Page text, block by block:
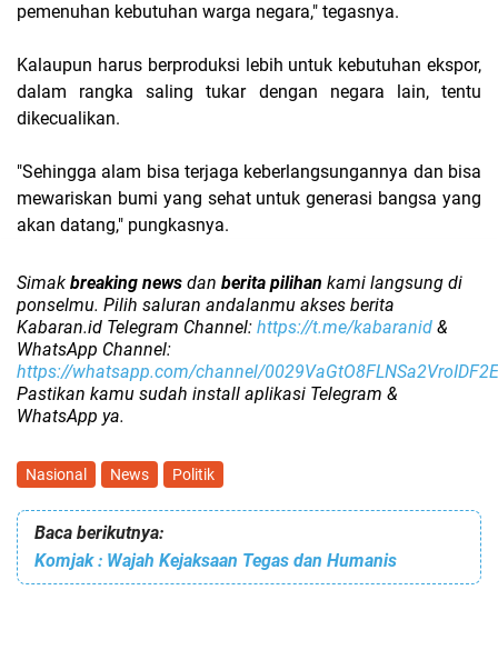
pemenuhan kebutuhan warga negara," tegasnya.
Kalaupun harus berproduksi lebih untuk kebutuhan ekspor,
dalam rangka saling tukar dengan negara lain, tentu
dikecualikan.
"Sehingga alam bisa terjaga keberlangsungannya dan bisa
mewariskan bumi yang sehat untuk generasi bangsa yang
akan datang," pungkasnya.
Simak breaking news dan berita pilihan kami langsung di
ponselmu. Pilih saluran andalanmu akses berita
Kabaran.id Telegram Channel: https://t.me/kabaranid &
WhatsApp Channel:
https://whatsapp.com/channel/0029VaGtO8FLNSa2VroIDF2E
Pastikan kamu sudah install aplikasi Telegram &
WhatsApp ya.
Nasional News Politik
Baca berikutnya:
Komjak : Wajah Kejaksaan Tegas dan Humanis